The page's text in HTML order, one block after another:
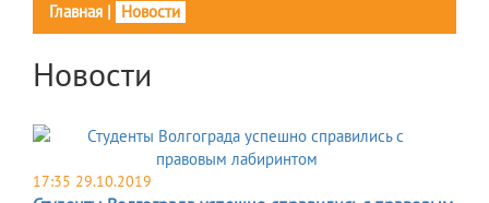
Главная | Новости
Новости
17:35 29.10.2019